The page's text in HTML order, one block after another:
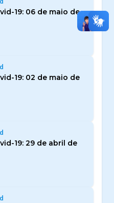
19: 06 de maio de
19: 02 de maio de
19: 29 de abril de